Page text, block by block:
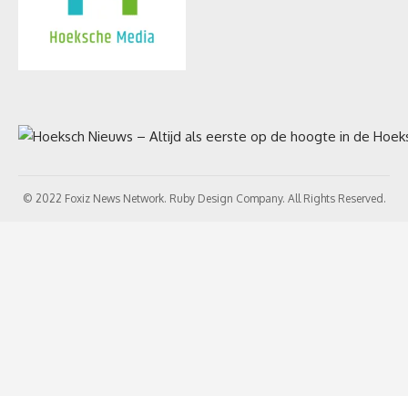
© 2022 Foxiz News Network. Ruby Design Company. All Rights Reserved.